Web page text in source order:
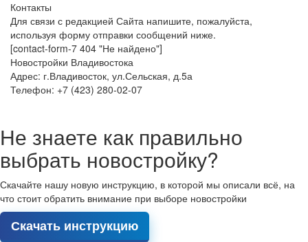
Контакты
Для связи с редакцией Сайта напишите, пожалуйста,
используя форму отправки сообщений ниже.
[contact-form-7 404 "Не найдено"]
Новостройки Владивостока
Адрес: г.Владивосток, ул.Сельская, д.5а
Телефон: +7 (423) 280-02-07
Не знаете как правильно
выбрать новостройку?
Скачайте нашу новую инструкцию, в которой мы описали всё, на
что стоит обратить внимание при выборе новостройки
Скачать инструкцию